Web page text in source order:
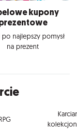
kupony
najlepszy pomysł
na prezent